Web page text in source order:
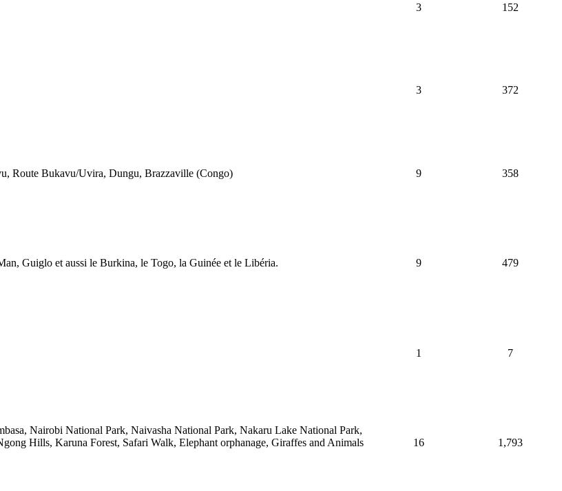
3 152
3 372
Route Bukavu/Uvira, Dungu, Brazzaville (Congo) 9 358
Guiglo et aussi le Burkina, le Togo, la Guinée et le Libéria. 9 479
1 7
Nairobi National Park, Naivasha National Park, Nakaru Lake National Park,
Hills, Karuna Forest, Safari Walk, Elephant orphanage, Giraffes and Animals
16 1,793